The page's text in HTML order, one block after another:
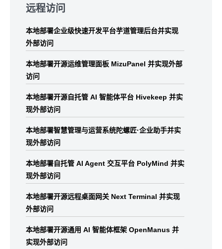
footer
远程访问
本地部署企业级快速开发平台芋道管理后台并实现
外部访问
本地部署开源运维管理面板 MizuPanel 并实现外部
访问
本地部署开源自托管 AI 智能体平台 Hivekeep 并实
现外部访问
本地部署智慧管理与运营系统陀螺匠·企业助手并实
现外部访问
本地部署自托管 AI Agent 交互平台 PolyMind 并实
现外部访问
本地部署开源远程桌面网关 Next Terminal 并实现
外部访问
本地部署开源通用 AI 智能体框架 OpenManus 并
实现外部访问